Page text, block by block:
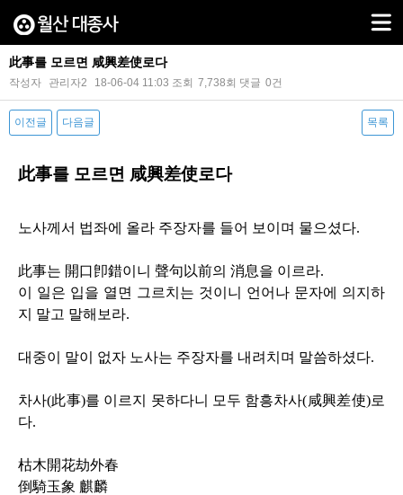
此事를 모르면 咸興差使로다
작성자 관리자2 18-06-04 11:03 조회 7,738회 댓글 0건
이전글 다음글 목록
此事를 모르면 咸興差使로다
노사께서 법좌에 올라 주장자를 들어 보이며 물으셨다.
此事는 開口卽錯이니 聲句以前의 消息을 이르라.
이 일은 입을 열면 그르치는 것이니 언어나 문자에 의지하
지 말고 말해보라.
대중이 말이 없자 노사는 주장자를 내려치며 말씀하셨다.
차사(此事)를 이르지 못하다니 모두 함흥차사(咸興差使)로
다.
枯木開花劫外春
倒騎玉象 麒麟